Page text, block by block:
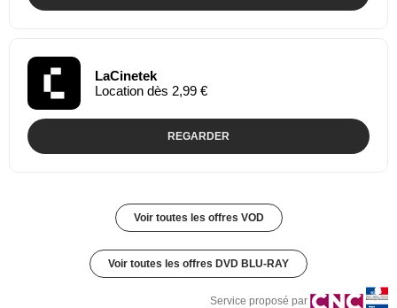
LaCinetek
Location dès 2,99 €
REGARDER
Voir toutes les offres VOD
Voir toutes les offres DVD BLU-RAY
Service proposé par